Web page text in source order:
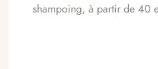
shampoing, à partir de 40